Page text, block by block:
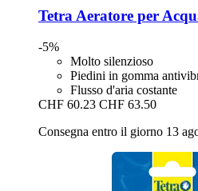
Tetra Aeratore per
-5%
Molto silenzioso
Piedini in gomma
Flusso d'aria costante
CHF 60.23 CHF 63.50
Consegna entro il giorno 13